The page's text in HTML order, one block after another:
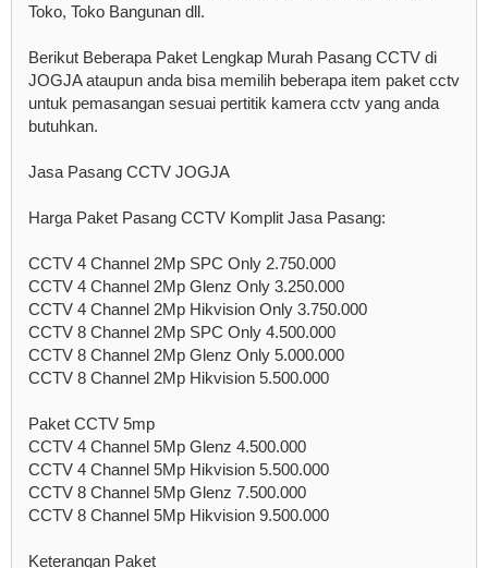
Toko, Toko Bangunan dll.
Berikut Beberapa Paket Lengkap Murah Pasang CCTV di
JOGJA ataupun anda bisa memilih beberapa item paket cctv
untuk pemasangan sesuai pertitik kamera cctv yang anda
butuhkan.
Jasa Pasang CCTV JOGJA
Harga Paket Pasang CCTV Komplit Jasa Pasang:
CCTV 4 Channel 2Mp SPC Only 2.750.000
CCTV 4 Channel 2Mp Glenz Only 3.250.000
CCTV 4 Channel 2Mp Hikvision Only 3.750.000
CCTV 8 Channel 2Mp SPC Only 4.500.000
CCTV 8 Channel 2Mp Glenz Only 5.000.000
CCTV 8 Channel 2Mp Hikvision 5.500.000
Paket CCTV 5mp
CCTV 4 Channel 5Mp Glenz 4.500.000
CCTV 4 Channel 5Mp Hikvision 5.500.000
CCTV 8 Channel 5Mp Glenz 7.500.000
CCTV 8 Channel 5Mp Hikvision 9.500.000
Keterangan Paket